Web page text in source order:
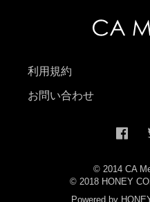
利用規約
お問い合わせ
© 2014 CA
© 2018 HONEY
Powered by